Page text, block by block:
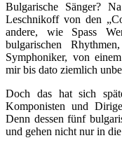
Bulgarische Sänger?
Leschnikoff von den
andere, wie Spass
bulgarischen
Symphoniker, von
mir bis dato ziemlich
Doch das hat sich
Komponisten und
Denn dessen fünf
und gehen nicht nur in